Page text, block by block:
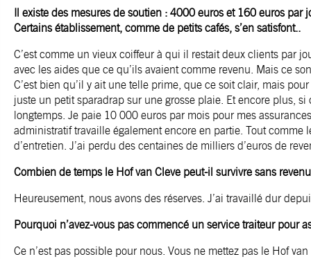
Il existe des mesures de soutien : 4000 euros et 160 euros par
Certains établissement, comme de petits cafés, s’en satisfont..
C’est comme un vieux coiffeur à qui il restait deux clients par
avec les aides que ce qu’ils avaient comme revenu. Mais ce
C’est bien qu’il y ait une telle prime, que ce soit clair, mais
juste un petit sparadrap sur une grosse plaie. Et encore plus, si
longtemps. Je paie 10 000 euros par mois pour mes
administratif travaille également encore en partie. Tout comme
d’entretien. J’ai perdu des centaines de milliers d’euros de
Combien de temps le Hof van Cleve peut-il survivre sans
Heureusement, nous avons des réserves. J’ai travaillé dur
Pourquoi n’avez-vous pas commencé un service traiteur pour
Ce n’est pas possible pour nous. Vous ne mettez pas le Hof